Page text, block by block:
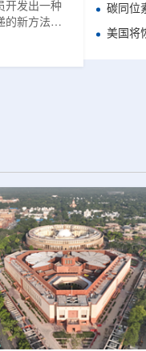
开发出一种
的新方法，
电子器件
美国将